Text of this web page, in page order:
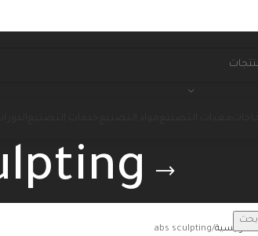
بحث
الرئيسية abs sculpting